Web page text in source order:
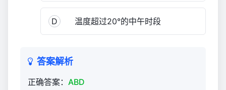
D 温度超过20°的中午时段
答案解析
正确答案： ABD